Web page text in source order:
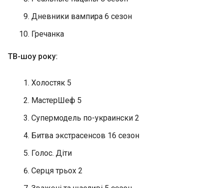
Дневники вампира 6 сезон
Гречанка
ТВ-шоу року:
Холостяк 5
МастерШеф 5
Супермодель по-украински 2
Битва экстрасенсов 16 сезон
Голос. Діти
Серця трьох 2